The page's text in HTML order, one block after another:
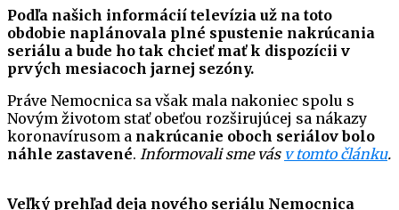
Podľa našich informácií televízia už na toto
obdobie naplánovala plné spustenie nakrúcania
seriálu a bude ho tak chcieť mať k dispozícii v
prvých mesiacoch jarnej sezóny.
Práve Nemocnica sa však mala nakoniec spolu s
Novým životom stať obeťou rozširujúcej sa nákazy
koronavírusom a nakrúcanie oboch seriálov bolo
náhle zastavené. Informovali sme vás v tomto článku.
Veľký prehľad deja nového seriálu Nemocnica